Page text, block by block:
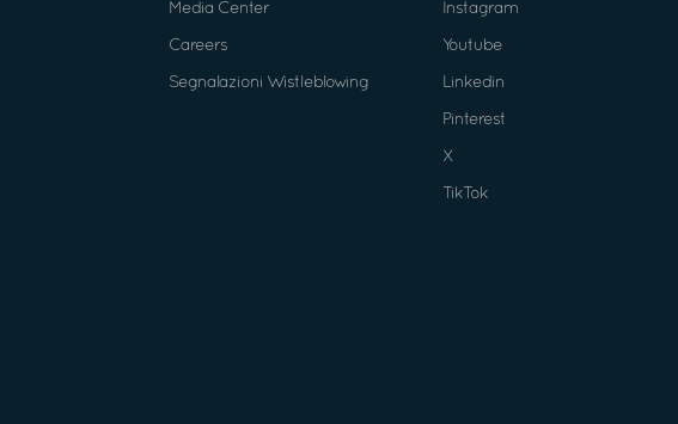
Media Center
Careers
Segnalazioni Wistleblowing
Instagram
Youtube
Linkedin
Pinterest
X
TikTok